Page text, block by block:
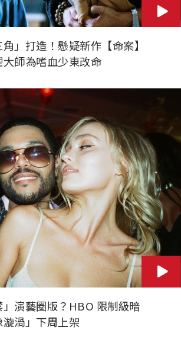
」打造！懸疑新作【命案】
師為嗜血少東改命
」演藝圈版？HBO 限制級暗
渦」下周上架